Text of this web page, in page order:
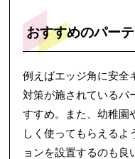
おすすめのパー
例えばエッジ角に安全
対策が施されているパ
すすめ。また、幼稚園
しく使ってもらえるよ
ョンを設置するのも良